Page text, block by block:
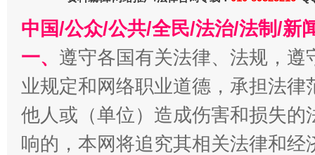
千年窑火 生生不息 一
中国/公众/公共/全民/法治/法制/新
一、 遵守各国有关法律、法规，
业规定和网络职业道德，承担法
他人或（单位）造成伤害和损失
响的，本网将追究其相关法律和